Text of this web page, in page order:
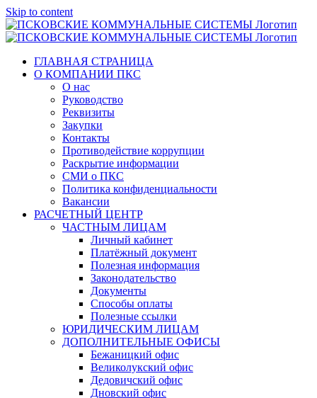
Skip to content
ГЛАВНАЯ СТРАНИЦА
О КОМПАНИИ ПКС
О нас
Руководство
Реквизиты
Закупки
Контакты
Противодействие коррупции
Раскрытие информации
СМИ о ПКС
Политика конфиденциальности
Вакансии
РАСЧЕТНЫЙ ЦЕНТР
ЧАСТНЫМ ЛИЦАМ
Личный кабинет
Платёжный документ
Полезная информация
Законодательство
Документы
Способы оплаты
Полезные ссылки
ЮРИДИЧЕСКИМ ЛИЦАМ
ДОПОЛНИТЕЛЬНЫЕ ОФИСЫ
Бежаницкий офис
Великолукский офис
Дедовичский офис
Дновский офис